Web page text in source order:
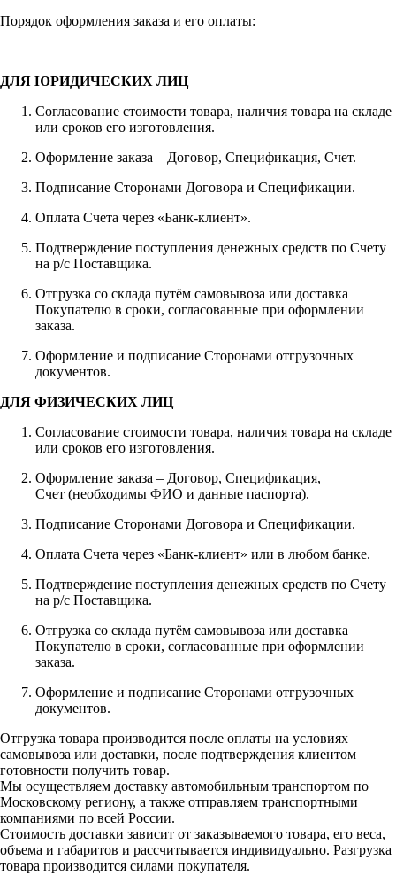
Порядок оформления заказа и его оплаты:
ДЛЯ ЮРИДИЧЕСКИХ ЛИЦ
Согласование стоимости товара, наличия товара на складе
или сроков его изготовления.
Оформление заказа – Договор, Спецификация, Счет.
Подписание Сторонами Договора и Спецификации.
Оплата Счета через «Банк-клиент».
Подтверждение поступления денежных средств по Счету
на р/с Поставщика.
Отгрузка со склада путём самовывоза или доставка
Покупателю в сроки, согласованные при оформлении
заказа.
Оформление и подписание Сторонами отгрузочных
документов.
ДЛЯ ФИЗИЧЕСКИХ ЛИЦ
Согласование стоимости товара, наличия товара на складе
или сроков его изготовления.
Оформление заказа – Договор, Спецификация,
Счет (необходимы ФИО и данные паспорта).
Подписание Сторонами Договора и Спецификации.
Оплата Счета через «Банк-клиент» или в любом банке.
Подтверждение поступления денежных средств по Счету
на р/с Поставщика.
Отгрузка со склада путём самовывоза или доставка
Покупателю в сроки, согласованные при оформлении
заказа.
Оформление и подписание Сторонами отгрузочных
документов.
Отгрузка товара производится после оплаты на условиях
самовывоза или доставки, после подтверждения клиентом
готовности получить товар.
Мы осуществляем доставку автомобильным транспортом по
Московскому региону, а также отправляем транспортными
компаниями по всей России.
Стоимость доставки зависит от заказываемого товара, его веса,
объема и габаритов и рассчитывается индивидуально. Разгрузка
товара производится силами покупателя.